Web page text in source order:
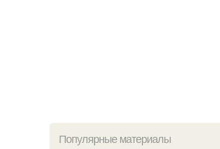
Популярные материалы